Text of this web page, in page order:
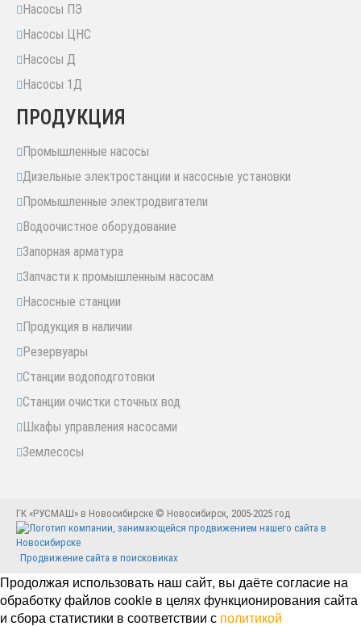
Насосы ПЭ
Насосы ЦНС
Насосы Д
Насосы 1Д
ПРОДУКЦИЯ
Промышленные насосы
Дизельные электростанции и насосные установки
Промышленные электродвигатели
Водоочистное оборудование
Запорная арматура
Запчасти к промышленным насосам
Насосные станции
Продукция в наличии
Резервуары
Станции водоподготовки
Станции очистки сточных вод
Шкафы управления насосами
Землесосы
ГК «РУСМАШ» в Новосибирске © Новосибирск, 2005-2025 год
Продвижение сайта в поисковиках
Продолжая использовать наш сайт, вы даёте согласие на
обработку файлов cookie в целях функционирования сайта
и сбора статистики в соответствии с политикой